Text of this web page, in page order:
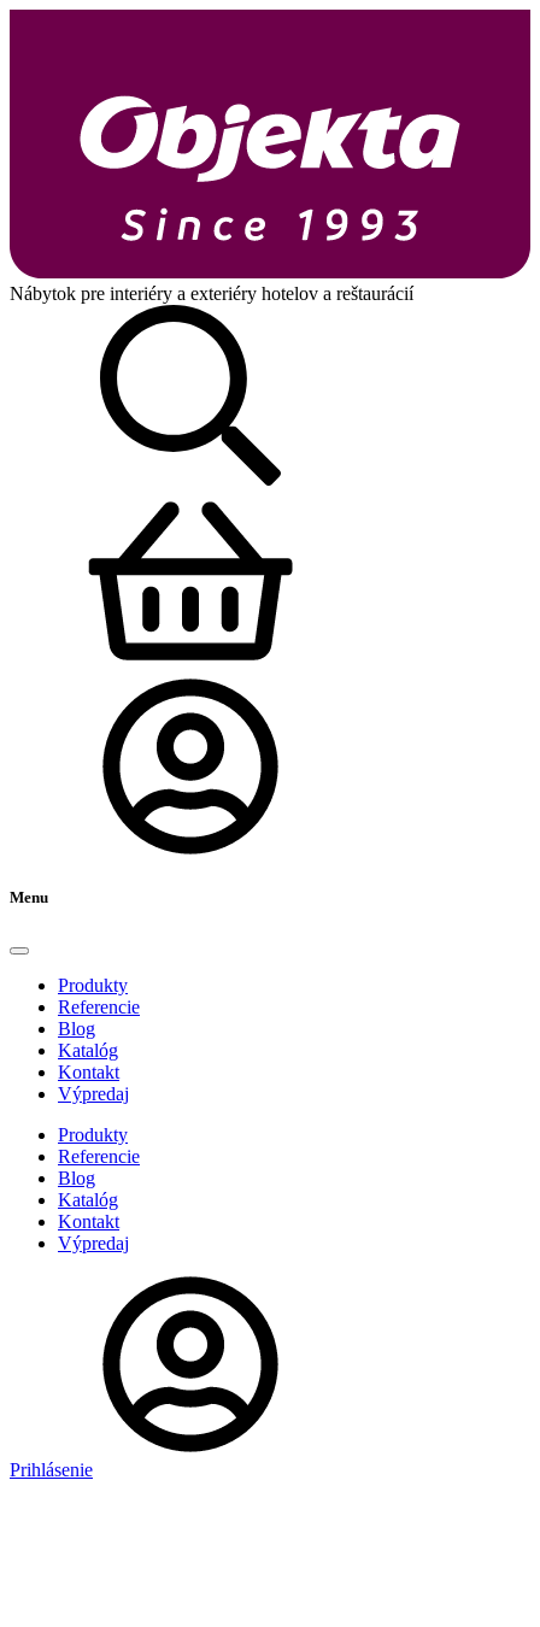
Nábytok pre interiéry a exteriéry hotelov a reštaurácií
Menu
Produkty
Referencie
Blog
Katalóg
Kontakt
Výpredaj
Produkty
Referencie
Blog
Katalóg
Kontakt
Výpredaj
Prihlásenie